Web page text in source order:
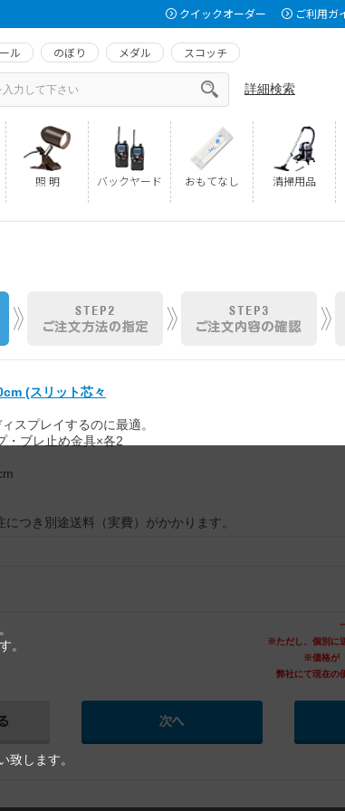
クイックオーダー ご利用ガ
ル のぼり メダル スコッチ
詳細検索
照 明 バックヤード おもてなし 清掃用品
(スリット芯々
スプレイするのに最適。
・ブレ止め金具×各2
つき別途送料（実費）がかかります。
※ただし、個別に
※価格が
弊社にて現在の
。
致します。